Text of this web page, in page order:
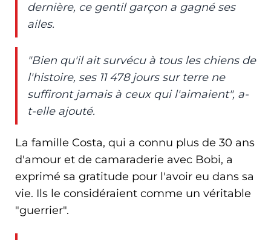
dernière, ce gentil garçon a gagné ses
ailes.
"Bien qu'il ait survécu à tous les chiens de
l'histoire, ses 11 478 jours sur terre ne
suffiront jamais à ceux qui l'aimaient", a-
t-elle ajouté.
La famille Costa, qui a connu plus de 30 ans
d'amour et de camaraderie avec Bobi, a
exprimé sa gratitude pour l'avoir eu dans sa
vie. Ils le considéraient comme un véritable
"guerrier".